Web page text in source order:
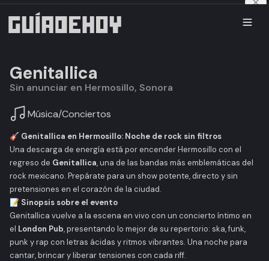
Genitallica
Sin anunciar en Hermosillo, Sonora
Música/Conciertos
🎸 Genitallica en Hermosillo: Noche de rock sin filtros
Una descarga de energía está por encender Hermosillo con el
regreso de Genitallica, una de las bandas más emblemáticas del
rock mexicano. Prepárate para un show potente, directo y sin
pretensiones en el corazón de la ciudad.
📝 Sinopsis sobre el evento
Genitallica vuelve a la escena en vivo con un concierto íntimo en
el London Pub, presentando lo mejor de su repertorio: ska, funk,
punk y rap con letras ácidas y ritmos vibrantes. Una noche para
cantar, brincar y liberar tensiones con cada riff.